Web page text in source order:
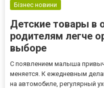
Бізнес новини
Детские товары в
родителям легче
выборе
С появлением малыша
меняется. К ежедневным
на автомобиле, регулярный